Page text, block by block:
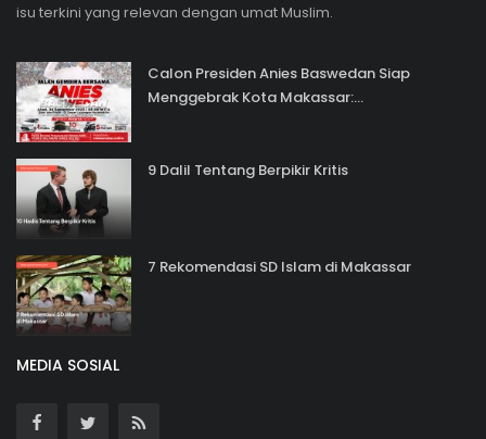
isu terkini yang relevan dengan umat Muslim.
Calon Presiden Anies Baswedan Siap
Menggebrak Kota Makassar:...
9 Dalil Tentang Berpikir Kritis
7 Rekomendasi SD Islam di Makassar
MEDIA SOSIAL